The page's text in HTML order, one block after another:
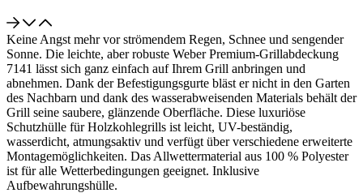
Keine Angst mehr vor strömendem Regen, Schnee und sengender
Sonne. Die leichte, aber robuste Weber Premium-Grillabdeckung
7141 lässt sich ganz einfach auf Ihrem Grill anbringen und
abnehmen. Dank der Befestigungsgurte bläst er nicht in den Garten
des Nachbarn und dank des wasserabweisenden Materials behält der
Grill seine saubere, glänzende Oberfläche. Diese luxuriöse
Schutzhülle für Holzkohlegrills ist leicht, UV-beständig,
wasserdicht, atmungsaktiv und verfügt über verschiedene erweiterte
Montagemöglichkeiten. Das Allwettermaterial aus 100 % Polyester
ist für alle Wetterbedingungen geeignet. Inklusive
Aufbewahrungshülle.